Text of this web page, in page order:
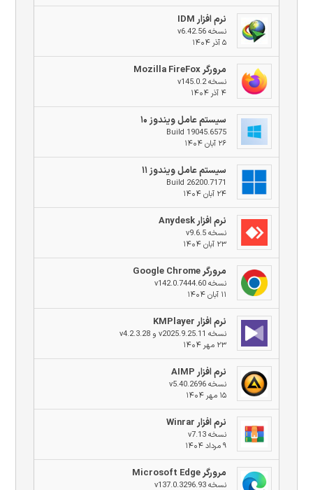
نرم افزار IDM
نسخه v6.42.56
۵ آذر ۱۴۰۴
مرورگر Mozilla FireFox
نسخه v145.0.2
۴ آذر ۱۴۰۴
سیستم عامل ویندوز ۱۰
Build 19045.6575
۲۶ آبان ۱۴۰۴
سیستم عامل ویندوز ۱۱
Build 26200.7171
۲۴ آبان ۱۴۰۴
نرم افزار Anydesk
نسخه v9.6.5
۲۳ آبان ۱۴۰۴
مرورگر Google Chrome
نسخه v142.0.7444.60
۱۱ آبان ۱۴۰۴
نرم افزار KMPlayer
نسخه v2025.9.25.11 و v4.2.3.28
۲۳ مهر ۱۴۰۴
نرم افزار AIMP
نسخه v5.40.2696
۱۵ مهر ۱۴۰۴
نرم افزار Winrar
نسخه v7.13
۹ مرداد ۱۴۰۴
مرورگر Microsoft Edge
نسخه v137.0.3296.93